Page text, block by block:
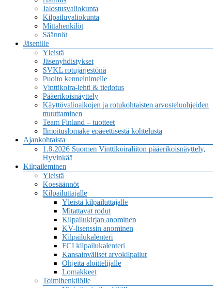
Jalostusvaliokunta
Kilpailuvaliokunta
Mittahenkilöt
Säännöt
Jäsenille
Yleistä
Jäsenyhdistykset
SVKL rotujärjestönä
Puolto kennelnimelle
Vinttikoira-lehti & tiedotus
Pääerikoisnäyttely
Käyttövalioaikojen ja rotukohtaisten arvosteluohjeiden
muuttaminen
Team Finland – tuotteet
Ilmoituslomake epäeettisestä kohtelusta
Ajankohtaista
1.8.2026 Suomen Vinttikoiraliiton pääerikoisnäyttely,
Hyvinkää
Kilpaileminen
Yleistä
Koesäännöt
Kilpailuttajalle
Yleistä kilpailuttajalle
Mitattavat rodut
Kilpailukirjan anominen
KV-lisenssin anominen
Kilpailukalenteri
FCI kilpailukalenteri
Kansainväliset arvokilpailut
Ohjeita aloittelijalle
Lomakkeet
Toimihenkilölle